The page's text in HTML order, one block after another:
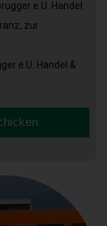
e.U. Handel
zur
e.U. Handel &